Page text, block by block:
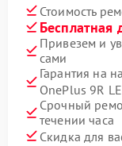
Стоимость
Бесплатная
Привезем и
сами
Гарантия на
OnePlus 9R
Срочный
течении часа
Скидка для